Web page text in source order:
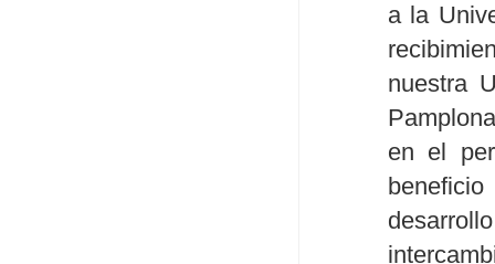
a la
nuestra
en el